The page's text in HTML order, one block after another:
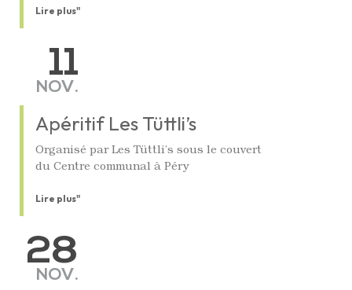
Lire plus"
11
NOV.
Apéritif Les Tüttli’s
Organisé par Les Tüttli’s sous le couvert
du Centre communal à Péry
Lire plus"
28
NOV.